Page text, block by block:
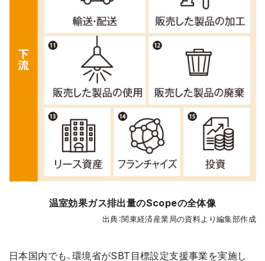
温室効果ガス排出量のScopeの全体像
出典：関東経済産業局の資料より編集部作成
日本国内でも、環境省がSBT目標設定支援事業を実施し